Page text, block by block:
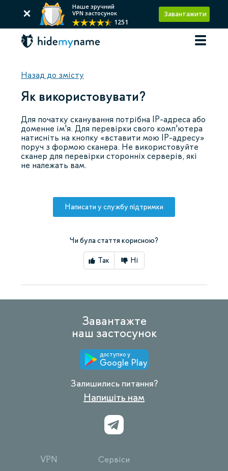
Наше зручний
VPN застосунок
1251
Завантажити
Назад до змісту
Як використовувати?
Для початку сканування потрібна IP-адреса або
доменне ім'я. Для перевірки свого комп'ютера
натисніть на кнопку «вставити мою IP-адресу»
поруч з формою сканера. Не використовуйте
сканер для перевірки сторонніх серверів, які
не належать вам.
Написати у службу підтримки
Чи була стаття корисною?
Так Ні
Завантажте
наш застосунок
доступно у
Google Play
Залишились питання?
Напишіть нам
VPN
Сервіси